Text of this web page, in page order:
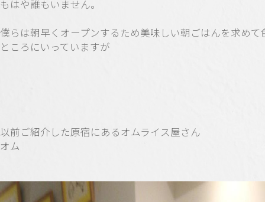
もはや誰もいません。
僕らは朝早くオープンするため美味しい朝ごはんを求めて
ところにいっていますが
以前ご紹介した原宿にあるオムライス屋さん
オム